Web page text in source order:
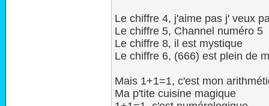
Le chiffre 4, j'aime pas j' veux
Le chiffre 5, Channel numéro 5
Le chiffre 8, il est mystique
Le chiffre 6, (666) est plein de
Mais 1+1=1, c'est mon
Ma p'tite cuisine magique